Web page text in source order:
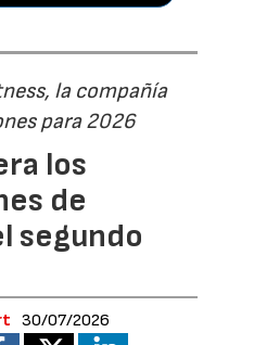
la compañía
para 2026
los
de
segundo
30/07/2026